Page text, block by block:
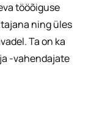
tööõiguse
ning üles
Ta on ka
-vahendajate